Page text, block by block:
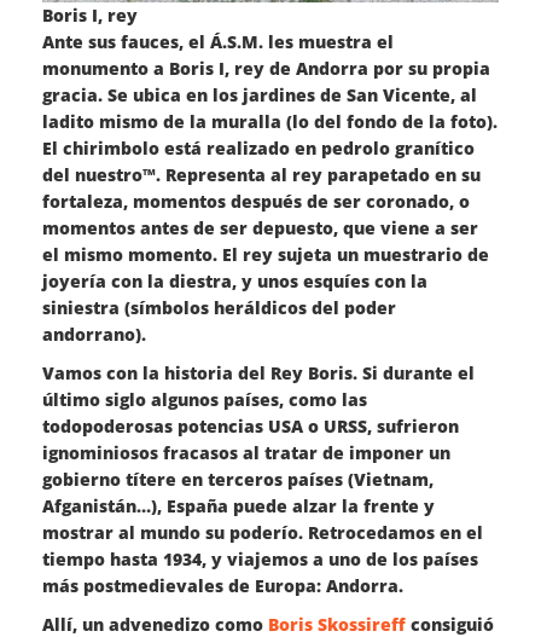
Boris I, rey
Ante sus fauces, el Á.S.M. les muestra el
monumento a Boris I, rey de Andorra por su propia
gracia. Se ubica en los jardines de San Vicente, al
ladito mismo de la muralla (lo del fondo de la foto).
El chirimbolo está realizado en pedrolo granítico
del nuestro™. Representa al rey parapetado en su
fortaleza, momentos después de ser coronado, o
momentos antes de ser depuesto, que viene a ser
el mismo momento. El rey sujeta un muestrario de
joyería con la diestra, y unos esquíes con la
siniestra (símbolos heráldicos del poder
andorrano).
Vamos con la historia del Rey Boris. Si durante el
último siglo algunos países, como las
todopoderosas potencias USA o URSS, sufrieron
ignominiosos fracasos al tratar de imponer un
gobierno títere en terceros países (Vietnam,
Afganistán…), España puede alzar la frente y
mostrar al mundo su poderío. Retrocedamos en el
tiempo hasta 1934, y viajemos a uno de los países
más postmedievales de Europa: Andorra.
Allí, un advenedizo como Boris Skossireff consiguió